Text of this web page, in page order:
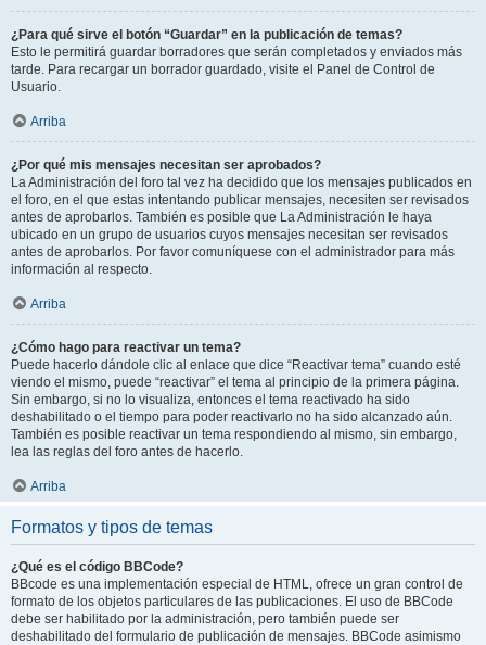
¿Para qué sirve el botón “Guardar” en la publicación de temas?
Esto le permitirá guardar borradores que serán completados y enviados más
tarde. Para recargar un borrador guardado, visite el Panel de Control de
Usuario.
Arriba
¿Por qué mis mensajes necesitan ser aprobados?
La Administración del foro tal vez ha decidido que los mensajes publicados en
el foro, en el que estas intentando publicar mensajes, necesiten ser revisados
antes de aprobarlos. También es posible que La Administración le haya
ubicado en un grupo de usuarios cuyos mensajes necesitan ser revisados
antes de aprobarlos. Por favor comuníquese con el administrador para más
información al respecto.
Arriba
¿Cómo hago para reactivar un tema?
Puede hacerlo dándole clic al enlace que dice “Reactivar tema” cuando esté
viendo el mismo, puede “reactivar” el tema al principio de la primera página.
Sin embargo, si no lo visualiza, entonces el tema reactivado ha sido
deshabilitado o el tiempo para poder reactivarlo no ha sido alcanzado aún.
También es posible reactivar un tema respondiendo al mismo, sin embargo,
lea las reglas del foro antes de hacerlo.
Arriba
Formatos y tipos de temas
¿Qué es el código BBCode?
BBcode es una implementación especial de HTML, ofrece un gran control de
formato de los objetos particulares de las publicaciones. El uso de BBCode
debe ser habilitado por la administración, pero también puede ser
deshabilitado del formulario de publicación de mensajes. BBCode asimismo